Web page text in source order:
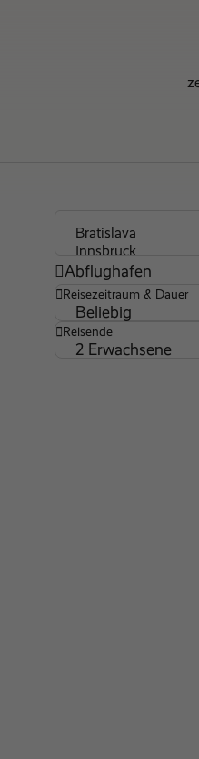
Abflughafen
Reisezeitraum & Dauer
Beliebig
Reisende
2 Erwachsene